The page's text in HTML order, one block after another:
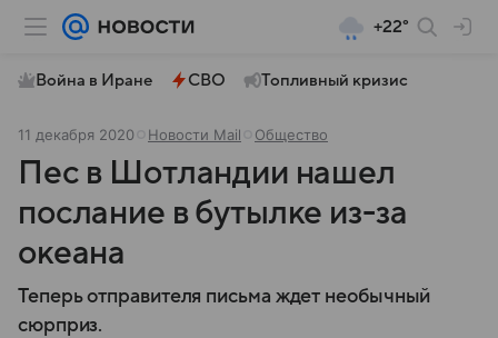
+22°
Война в Иране СВО Топливный кризис
11 декабря 2020 Новости Mail Общество
Пес в Шотландии нашел
послание в бутылке из-за
океана
Теперь отправителя письма ждет необычный
сюрприз.